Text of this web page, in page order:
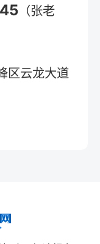
（张老
区云龙大道